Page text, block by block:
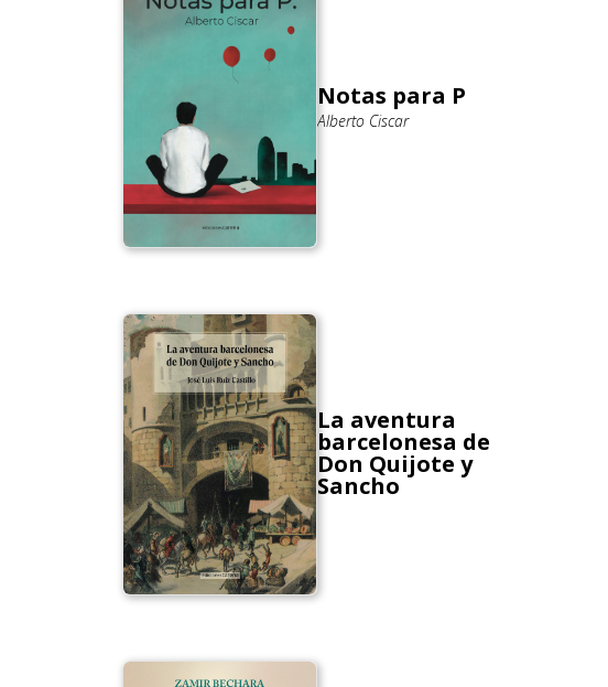
Notas para P
Alberto Ciscar
La aventura
barcelonesa de
Don Quijote y
Sancho